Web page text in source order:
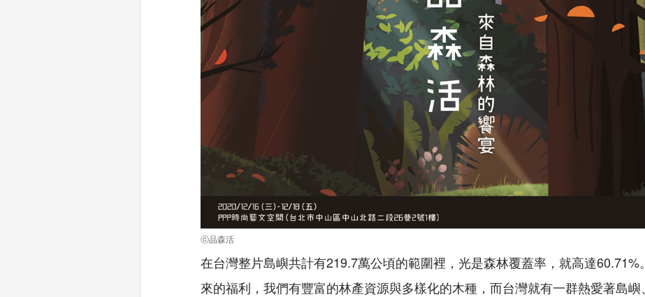
ⓒ品森活
在台灣整片島嶼共計有219.7萬公頃的範圍裡，光是森林覆蓋率，就高達60.71%
來的福利，我們有豐富的林產資源與多樣化的木種，而台灣就有一群熱愛著島